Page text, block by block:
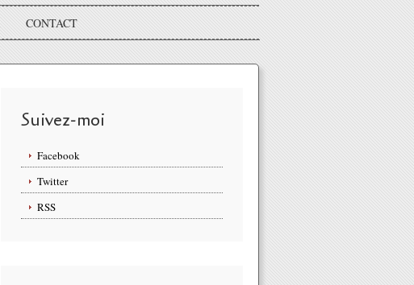
CONTACT
Suivez-moi
Facebook
Twitter
RSS